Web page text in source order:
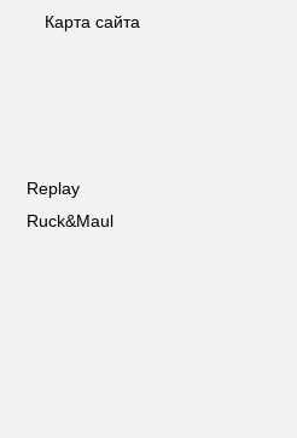
Карта сайта
Replay
Ruck&Maul